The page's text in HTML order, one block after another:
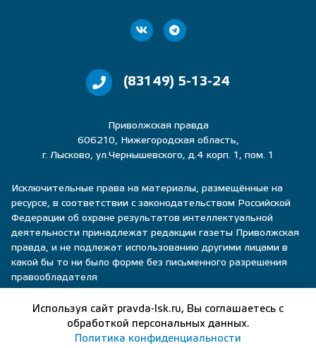
(83149) 5-13-24
Приволжская правда
606210, Нижегородская область,
г. Лысково, ул.Чернышевского, д.4 корп. 1, пом. 1
Исключительные права на материалы, размещённые на
ресурсе, в соответствии с законодательством Российской
Федерации об охране результатов интеллектуальной
деятельности принадлежат редакции газеты Приволжская
правда, и не подлежат использованию другими лицами в
какой бы то ни было форме без письменного разрешения
правообладателя
Политика конфиденциальности
Пользовательское соглашение
Используя сайт pravda-lsk.ru, Вы соглашаетесь с
обработкой персональных данных.
Политика конфиденциальности